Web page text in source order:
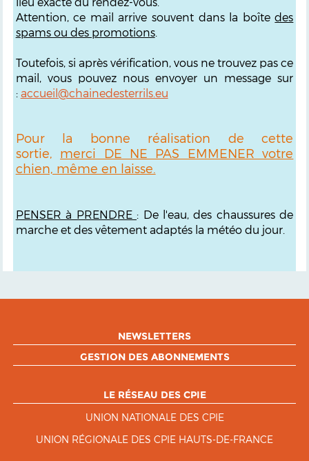
Attention, ce mail arrive souvent dans la boîtedes
spams ou des promotions.
Toutefois, si après vérification, vous ne trouvez pas ce
mail, vous pouvez nous envoyer un message sur
: accueil@chainedesterrils.eu
Pour la bonne réalisation de cette
sortie, merci DE NE PAS EMMENER votre
chien, même en laisse.
PENSER à PRENDRE : De l'eau, des chaussures de
marche et des vêtement adaptés la météo du jour.
NEWSLETTERS
GESTION DES ABONNEMENTS
LE RÉSEAU DES CPIE
UNION NATIONALE DES CPIE
UNION RÉGIONALE DES CPIE HAUTS-DE-FRANCE